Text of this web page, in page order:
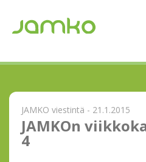
JAMKO viestintä - 21.1.2015
JAMKOn
4